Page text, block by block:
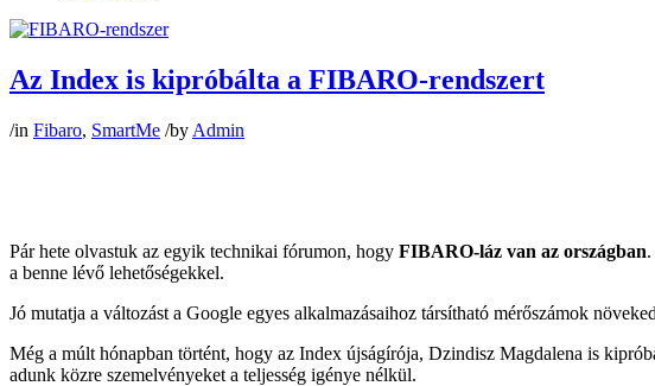
Az Index is kipróbálta a FIBARO-rendszert
/in Fibaro, SmartMe /by Admin
Pár hete olvastuk az egyik technikai fórumon, hogy FIBARO-láz van az országban
a benne lévő lehetőségekkel.
Jó mutatja a változást a Google egyes alkalmazásaihoz társítható mérőszámok
Még a múlt hónapban történt, hogy az Index újságírója, Dzindisz Magdalena is
adunk közre szemelvényeket a teljesség igénye nélkül.